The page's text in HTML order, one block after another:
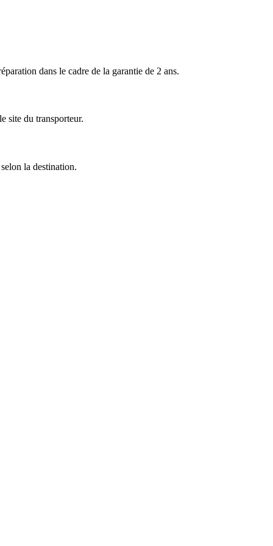
dans le cadre de la garantie de 2 ans.
site du transporteur.
la destination.